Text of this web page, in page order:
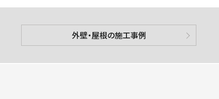
外壁・屋根の施工事例